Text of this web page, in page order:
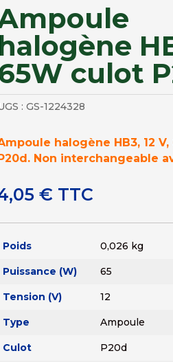
halogène
culot
: GS-1224328
halogène HB3, 12
Non interchangeable
€ TTC
Poids 0,026 kg
Puissance (W) 65
Tension (V) 12
Type Ampoule
Culot P20d